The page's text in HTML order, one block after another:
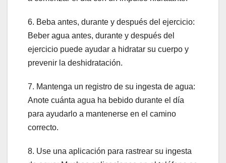
6. Beba antes, durante y después del ejercicio:
Beber agua antes, durante y después del
ejercicio puede ayudar a hidratar su cuerpo y
prevenir la deshidratación.
7. Mantenga un registro de su ingesta de agua:
Anote cuánta agua ha bebido durante el día
para ayudarlo a mantenerse en el camino
correcto.
8. Use una aplicación para rastrear su ingesta